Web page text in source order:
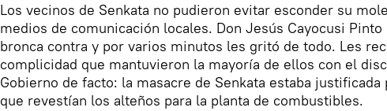
Los vecinos de Senkata no pudieron evitar esconder su
medios de comunicación locales. Don Jesús Cayocusi
bronca contra y por varios minutos les gritó de todo. Les
complicidad que mantuvieron la mayoría de ellos con el
Gobierno de facto: la masacre de Senkata estaba
que revestían los alteños para la planta de combustibles.